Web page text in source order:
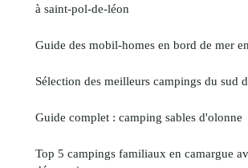
à saint-pol-de-léon
Guide des mobil-homes en bord de mer
Sélection des meilleurs campings du sud
Guide complet : camping sables d'olonne
Top 5 campings familiaux en camargue